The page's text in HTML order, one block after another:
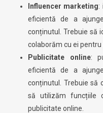
Influencer marketing:
eficientă de a
conținutul. Trebuie să
colaborăm cu ei pentru
Publicitate online:
eficientă de a
conținutul. Trebuie să
să utilizăm funcțiile
publicitate online.